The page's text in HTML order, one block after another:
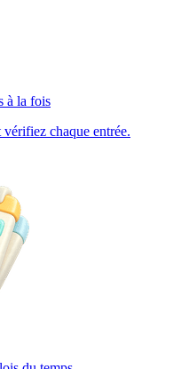
à la fois
chaque entrée.